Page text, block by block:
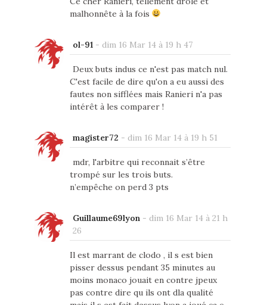
malhonnête à la fois
ol-91- dim 16 Mar 14 à 19 h 47
Deux buts indus ce n'est pas match nul.
C'est facile de dire qu'on a eu aussi des
fautes non sifflées mais Ranieri n'a pas
intérêt à les comparer !
magister72 - dim 16 Mar 14 à 19 h 51
mdr, l'arbitre qui reconnait s’être
trompé sur les trois buts.
n’empêche on perd 3 pts
Guillaume69lyon- dim 16 Mar 14 à 21 h
26
Il est marrant de clodo , il s est bien
pisser dessus pendant 35 minutes au
moins monaco jouait en contre jpeux
pas contre dire qu ils ont dla qualité